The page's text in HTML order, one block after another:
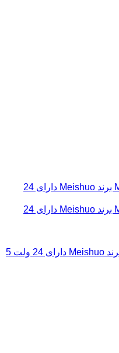
رله کولری مدل MPQ2-S-124D-C برند Meishuo دارای 24 ولت 5